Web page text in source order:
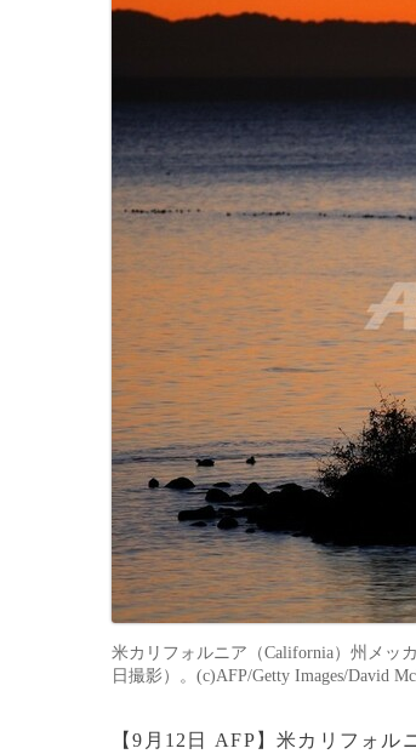
米カリフォルニア（California）州メッ
日撮影）。(c)AFP/Getty Images/David
【9月12日 AFP】米カリフォル